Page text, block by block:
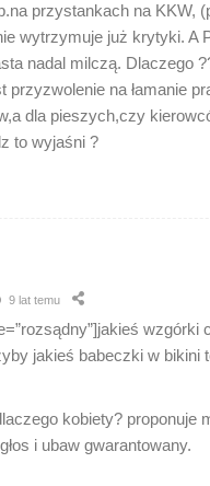
przystankach na KKW,
wytrzymuje już krytyki. A
nadal milczą. Dlaczego
przyzwolenie na łamanie
dla pieszych,czy
to wyjaśni ?
9 lat temu
wzgórki
jakieś babeczki w bikini
kobiety? proponuje
i ubaw gwarantowany.